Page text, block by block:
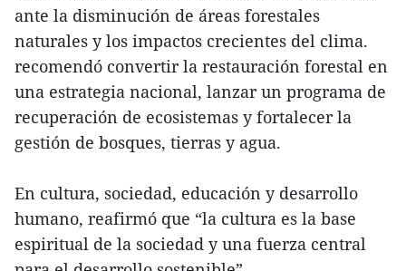
ante la disminución de áreas forestales
naturales y los impactos crecientes del clima.
recomendó convertir la restauración forestal en
una estrategia nacional, lanzar un programa de
recuperación de ecosistemas y fortalecer la
gestión de bosques, tierras y agua.
En cultura, sociedad, educación y desarrollo
humano, reafirmó que “la cultura es la base
espiritual de la sociedad y una fuerza central